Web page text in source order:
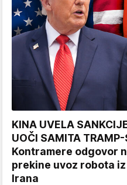
KINA UVELA
UOČI SAMITA
Kontramere odgovor
prekine uvoz robota
Irana